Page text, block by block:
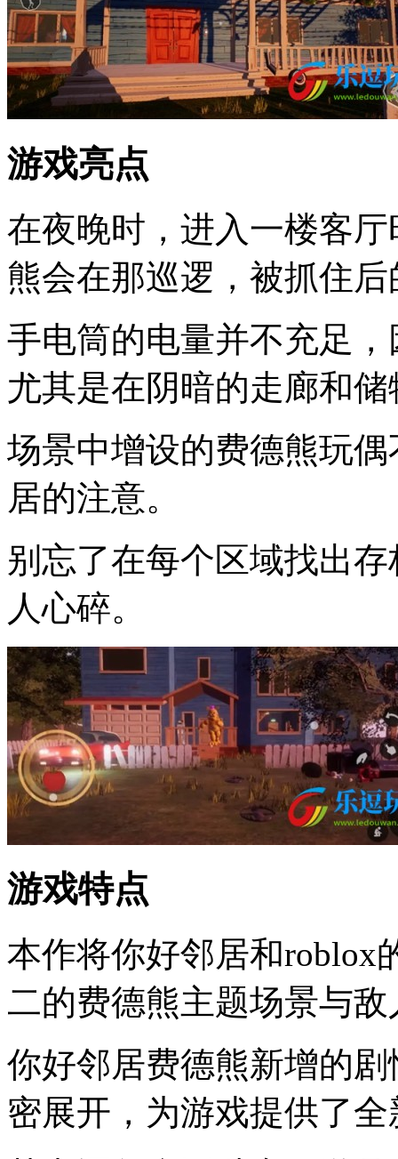
游戏亮点
在夜晚时，进入一楼客
熊会在那巡逻，被抓住
手电筒的电量并不充足
尤其是在阴暗的走廊和储
场景中增设的费德熊玩
居的注意。
别忘了在每个区域找出
人心碎。
游戏特点
本作将你好邻居和roblox
二的费德熊主题场景与敌
你好邻居费德熊新增的
密展开，为游戏提供了